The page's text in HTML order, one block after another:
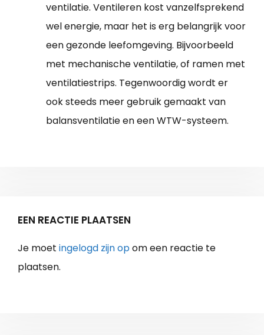
ventilatie. Ventileren kost vanzelfsprekend
wel energie, maar het is erg belangrijk voor
een gezonde leefomgeving. Bijvoorbeeld
met mechanische ventilatie, of ramen met
ventilatiestrips. Tegenwoordig wordt er
ook steeds meer gebruik gemaakt van
balansventilatie en een WTW-systeem.
EEN REACTIE PLAATSEN
Je moet ingelogd zijn opom een reactie te
plaatsen.